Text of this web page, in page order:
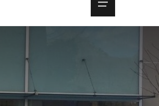
Jetzt starten